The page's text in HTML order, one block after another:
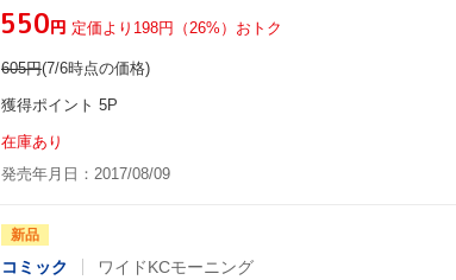
¥550円 定価より198円（26%）おトク
605円(7/6時点の価格)
獲得ポイント 5P
在庫あり
発売年月日：2017/08/09
新品
コミック ワイドKCモーニング